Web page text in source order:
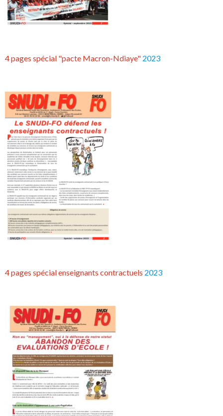
4 pages spécial "pacte Macron-Ndiaye" 2023
4 pages spécial enseignants contractuels 2023